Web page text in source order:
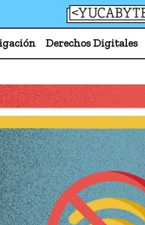
YucaByte
Derechos Digitales